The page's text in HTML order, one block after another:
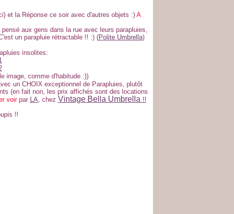
et la Réponse ce soir avec d'autres objets :) A
aux gens dans la rue avec leurs parapluies,
un parapluie rétractable !! :) (Polite Umbrella)
insolites:
image, comme d'habitude :))
un CHOIX exceptionnel de Parapluies, plutôt
(en fait non, les prix affichés sont des locations
voirpar LA, chez Vintage Bella Umbrella!!
!!